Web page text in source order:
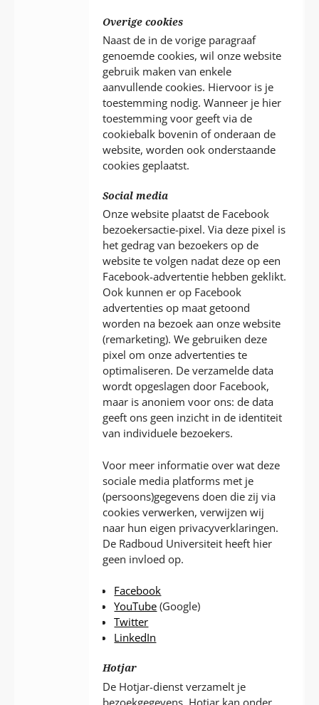
Overige cookies
Naast de in de vorige paragraaf
genoemde cookies, wil onze website
gebruik maken van enkele
aanvullende cookies. Hiervoor is je
toestemming nodig. Wanneer je hier
toestemming voor geeft via de
cookiebalk bovenin of onderaan de
website, worden ook onderstaande
cookies geplaatst.
Social media
Onze website plaatst de Facebook
bezoekersactie-pixel. Via deze pixel is
het gedrag van bezoekers op de
website te volgen nadat deze op een
Facebook-advertentie hebben geklikt.
Ook kunnen er op Facebook
advertenties op maat getoond
worden na bezoek aan onze website
(remarketing). We gebruiken deze
pixel om onze advertenties te
optimaliseren. De verzamelde data
wordt opgeslagen door Facebook,
maar is anoniem voor ons: de data
geeft ons geen inzicht in de identiteit
van individuele bezoekers.
Voor meer informatie over wat deze
sociale media platforms met je
(persoons)gegevens doen die zij via
cookies verwerken, verwijzen wij
naar hun eigen privacyverklaringen.
De Radboud Universiteit heeft hier
geen invloed op.
Facebook
YouTube (Google)
Twitter
LinkedIn
Hotjar
De Hotjar-dienst verzamelt je
bezoekgegevens. Hotjar kan onder